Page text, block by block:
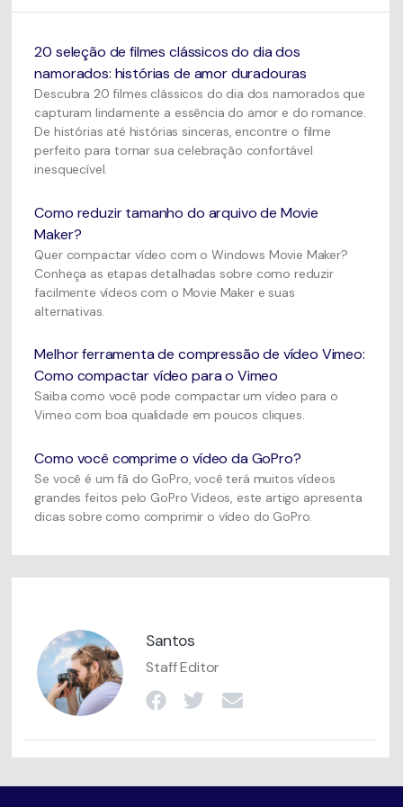
20 seleção de filmes clássicos do dia dos
namorados: histórias de amor duradouras
Descubra 20 filmes clássicos do dia dos namorados que
capturam lindamente a essência do amor e do romance.
De histórias até histórias sinceras, encontre o filme
perfeito para tornar sua celebração confortável
inesquecível.
Como reduzir tamanho do arquivo de Movie
Maker?
Quer compactar vídeo com o Windows Movie Maker?
Conheça as etapas detalhadas sobre como reduzir
facilmente vídeos com o Movie Maker e suas
alternativas.
Melhor ferramenta de compressão de vídeo Vimeo:
Como compactar vídeo para o Vimeo
Saiba como você pode compactar um vídeo para o
Vimeo com boa qualidade em poucos cliques.
Como você comprime o vídeo da GoPro?
Se você é um fã do GoPro, você terá muitos vídeos
grandes feitos pelo GoPro Videos, este artigo apresenta
dicas sobre como comprimir o vídeo do GoPro.
Santos
Staff Editor